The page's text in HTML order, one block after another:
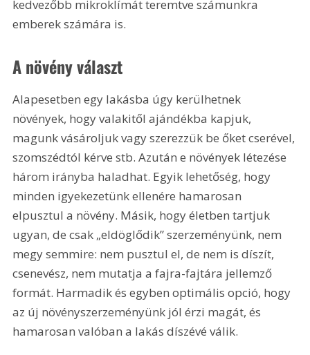
kedvezőbb mikroklímát teremtve számunkra
emberek számára is.
A növény választ
Alapesetben egy lakásba úgy kerülhetnek
növények, hogy valakitől ajándékba kapjuk,
magunk vásároljuk vagy szerezzük be őket cserével,
szomszédtól kérve stb. Azután e növények létezése
három irányba haladhat. Egyik lehetőség, hogy
minden igyekezetünk ellenére hamarosan
elpusztul a növény. Másik, hogy életben tartjuk
ugyan, de csak „eldöglődik” szerzeményünk, nem
megy semmire: nem pusztul el, de nem is díszít,
csenevész, nem mutatja a fajra-fajtára jellemző
formát. Harmadik és egyben optimális opció, hogy
az új növényszerzeményünk jól érzi magát, és
hamarosan valóban a lakás díszévé válik.